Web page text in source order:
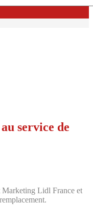
service de
Lidl France et